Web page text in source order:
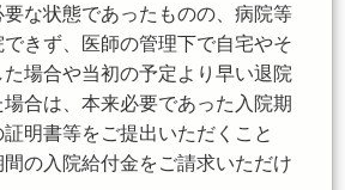
な状態であったものの、病院等
きず、医師の管理下で自宅やそ
場合や当初の予定より早い退院
合は、本来必要であった入院期
明書等をご提出いただくこと
の入院給付金をご請求いただけ